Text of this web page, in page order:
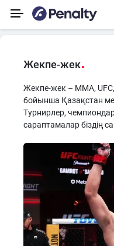
Жекпе-жек
Жекпе-жек – MMA,
бойынша Қазақстан
Турнирлер,
сараптамалар біздің